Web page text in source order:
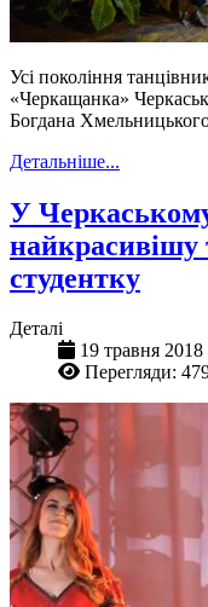
Усі покоління
«Черкащанка»
Богдана
Детальніше...
У
найкрасивішу
студентку
Деталі
19 травня 2018
Перегляди: